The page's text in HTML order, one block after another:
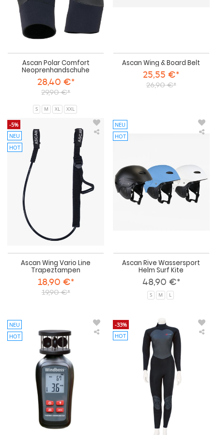
Ascan Polar Comfort
Neoprenhandschuhe
28,40 €*
29,90 €*
S M XL XXL
Ascan Wing & Board Belt
25,55 €*
26,90 €*
-5%
NEU
HOT
Ascan Wing Vario Line
Trapeztampen
18,90 €*
19,90 €*
Ascan
Trapeztampen
NEU
HOT
Ascan Rive Wassersport
Helm Surf Kite
48,90 €*
S M L
Kite
NEU
HOT
Windboss
-33%
HOT